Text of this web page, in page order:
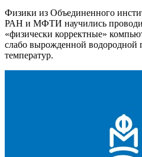
Физики из Объединенного
РАН и МФТИ научились
«физически корректные»
слабо вырожденной водородной
температур.